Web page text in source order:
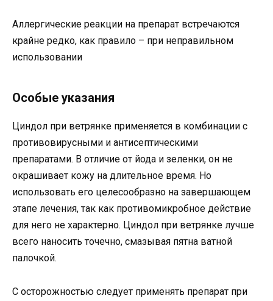
Аллергические реакции на препарат встречаются
крайне редко, как правило – при неправильном
использовании
Особые указания
Циндол при ветрянке применяется в комбинации с
противовирусными и антисептическими
препаратами. В отличие от йода и зеленки, он не
окрашивает кожу на длительное время. Но
использовать его целесообразно на завершающем
этапе лечения, так как противомикробное действие
для него не характерно. Циндол при ветрянке лучше
всего наносить точечно, смазывая пятна ватной
палочкой.
С осторожностью следует применять препарат при